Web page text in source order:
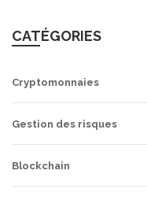
CATÉGORIES
Cryptomonnaies
Gestion des risques
Blockchain